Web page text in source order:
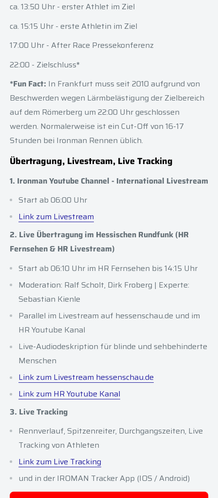
ca. 13:50 Uhr - erster Athlet im Ziel
ca. 15:15 Uhr - erste Athletin im Ziel
17:00 Uhr - After Race Pressekonferenz
22:00 - Zielschluss*
*Fun Fact: In Frankfurt muss seit 2010 aufgrund von
Beschwerden wegen Lärmbelästigung der Zielbereich
auf dem Römerberg um 22:00 Uhr geschlossen
werden. Normalerweise ist ein Cut-Off von 16-17
Stunden bei Ironman Rennen üblich.
Übertragung, Livestream, Live Tracking
1. Ironman Youtube Channel - International Livestream
Start ab 06:00 Uhr
Link zum Livestream
2. Live Übertragung im Hessischen Rundfunk (HR
Fernsehen & HR Livestream)
Start ab 06:10 Uhr im HR Fernsehen bis 14:15 Uhr
Moderation: Ralf Scholt, Dirk Froberg | Experte:
Sebastian Kienle
Parallel im Livestream auf hessenschau.de und im
HR Youtube Kanal
Live-Audiodeskription für blinde und sehbehinderte
Menschen
Link zum Livestream hessenschau.de
Link zum HR Youtube Kanal
3. Live Tracking
Rennverlauf, Spitzenreiter, Durchgangszeiten, Live
Tracking von Athleten
Link zum Live Tracking
und in der IROMAN Tracker App (IOS / Android)